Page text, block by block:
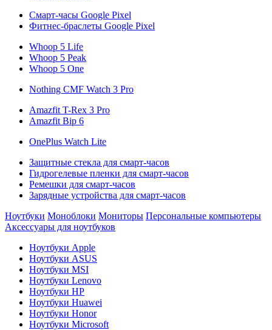
Смарт-часы Google Pixel
Фитнес-браслеты Google Pixel
Whoop 5 Life
Whoop 5 Peak
Whoop 5 One
Nothing CMF Watch 3 Pro
Amazfit T-Rex 3 Pro
Amazfit Bip 6
OnePlus Watch Lite
Защитные стекла для смарт-часов
Гидрогелевые пленки для смарт-часов
Ремешки для смарт-часов
Зарядные устройства для смарт-часов
Ноутбуки Моноблоки Мониторы Персональные компьютеры
Аксессуары для ноутбуков
Ноутбуки Apple
Ноутбуки ASUS
Ноутбуки MSI
Ноутбуки Lenovo
Ноутбуки HP
Ноутбуки Huawei
Ноутбуки Honor
Ноутбуки Microsoft